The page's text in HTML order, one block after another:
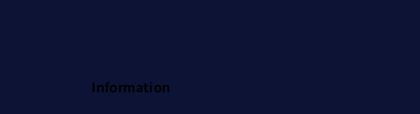
Information